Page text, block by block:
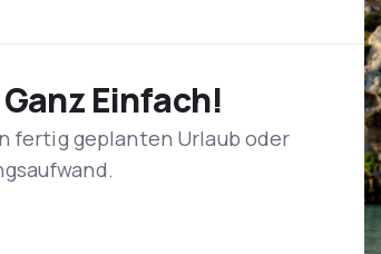
Sie besteht aus fast 300 Flugzeugen. Auf
747-8, 747-400, BBJ 737-800 IGW
Auf Kurzstrecken fliegen die Flugzeuge
in Deutschland und nach Heathrow und
südwestlich des Frankfurter Zentrums.
Passagiere in zwei Terminals bedient.
Einfach!
fertig geplanten Urlaub oder